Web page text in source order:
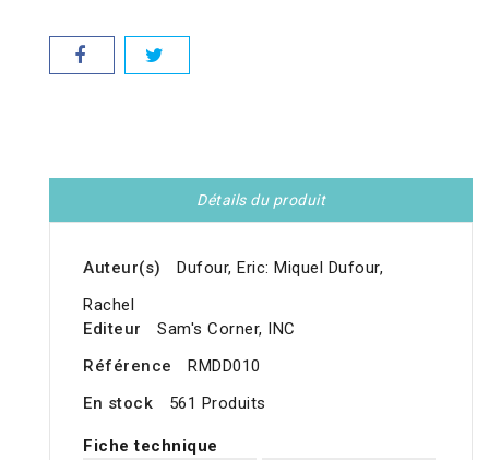
Détails du produit
Auteur(s)
Dufour, Eric: Miquel Dufour,
Rachel
Editeur
Sam's Corner, INC
Référence
RMDD010
En stock
561 Produits
Fiche technique